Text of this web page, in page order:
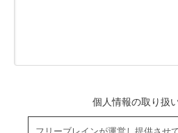
個人情報の取り扱